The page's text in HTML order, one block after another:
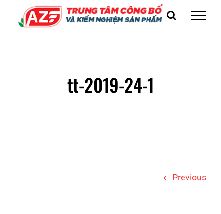
tt-2019-24-1
Previous